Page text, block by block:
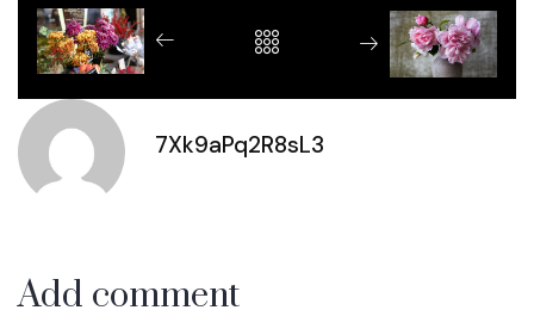
7Xk9aPq2R8sL3
Add comment